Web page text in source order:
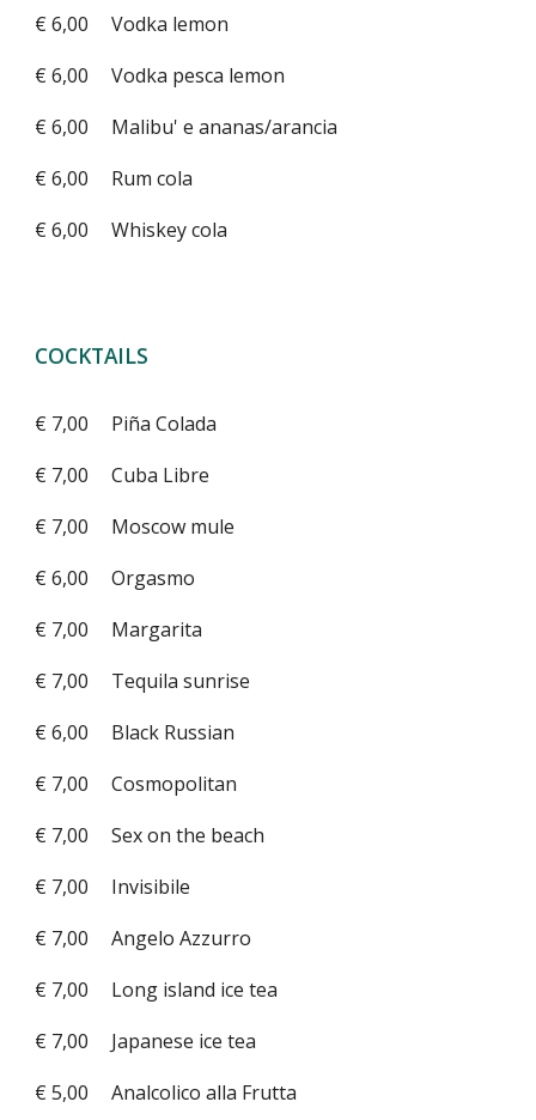
€ 6,00
Vodka lemon
€ 6,00
Vodka pesca lemon
€ 6,00
Malibu' e ananas/arancia
€ 6,00
Rum cola
€ 6,00
Whiskey cola
COCKTAILS
€ 7,00
Piña Colada
€ 7,00
Cuba Libre
€ 7,00
Moscow mule
€ 6,00
Orgasmo
€ 7,00
Margarita
€ 7,00
Tequila sunrise
€ 6,00
Black Russian
€ 7,00
Cosmopolitan
€ 7,00
Sex on the beach
€ 7,00
Invisibile
€ 7,00
Angelo Azzurro
€ 7,00
Long island ice tea
€ 7,00
Japanese ice tea
€ 5,00
Analcolico alla Frutta